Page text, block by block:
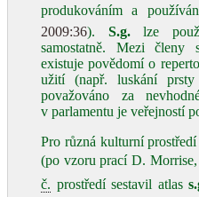
produkováním a
2009:36). S.g.lze
samostatně. Mezi členy
existuje povědomí o
užití (např. luskání
považováno za
v parlamentu je veřejností
Pro různá kulturní
(po vzoru prací D. Morrise,
č. prostředí sestavil atlas